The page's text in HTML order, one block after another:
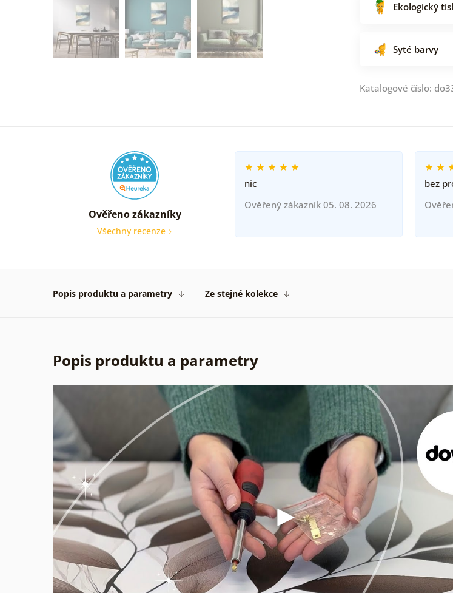
Ekologický
Syté barvy
Katalogové číslo:
Ověřeno zákazníky
Všechny recenze
nic
Ověřený zákazník 05. 08. 2026
bez
Popis produktu a parametry Ze stejné kolekce
Popis produktu a parametry